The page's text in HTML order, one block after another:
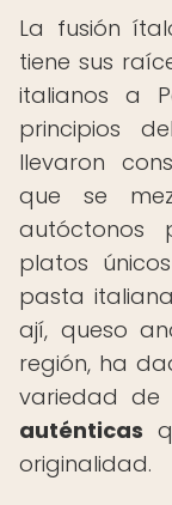
La fusión
tiene sus
italianos a
principios
llevaron
que se
platos
pasta
ají, queso
región, ha
variedad de
auténticas
originalidad.